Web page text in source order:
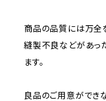
商品の品質には万全
縫製不良などがあっ
ます。
良品のご用意ができ